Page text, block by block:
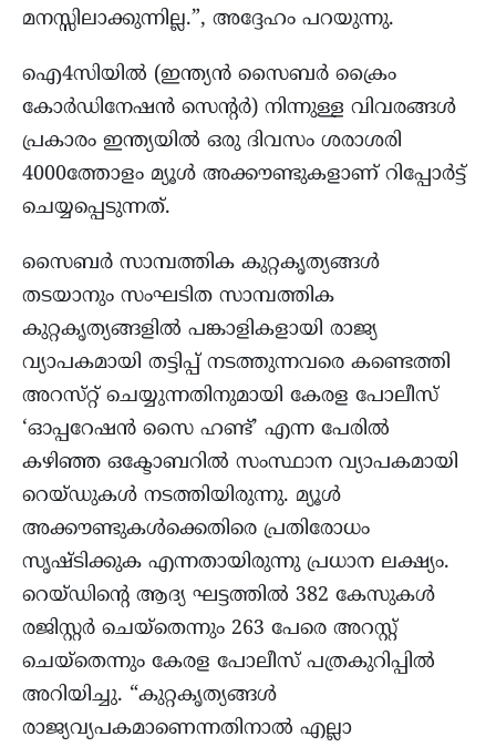
മനസ്സിലാക്കുന്നില്ല.”, അദ്ദേഹം പറയുന്നു.
ഐ4സിയിൽ (ഇന്ത്യൻ സൈബർ ക്രൈം
കോർഡിനേഷൻ സെന്റർ) നിന്നുള്ള വിവരങ്ങൾ
പ്രകാരം ഇന്ത്യയിൽ ഒരു ദിവസം ശരാശരി
4000ത്തോളം മ്യൂൾ അക്കൗണ്ടുകളാണ് റിപ്പോർട്ട്‌
ചെയ്യപ്പെടുന്നത്.
സൈബർ സാമ്പത്തിക കുറ്റകൃത്യങ്ങൾ
തടയാനും സംഘടിത സാമ്പത്തിക
കുറ്റകൃത്യങ്ങളിൽ പങ്കാളികളായി രാജ്യ
വ്യാപകമായി തട്ടിപ്പ് നടത്തുന്നവരെ കണ്ടെത്തി
അറസ്‌റ്റ് ചെയ്യുന്നതിനുമായി കേരള പോലീസ്
‘ഓപ്പറേഷൻ സൈ ഹണ്ട്’ എന്ന പേരിൽ
കഴിഞ്ഞ ഒക്ടോബറിൽ സംസ്ഥാന വ്യാപകമായി
റെയ്ഡുകൾ നടത്തിയിരുന്നു. മ്യൂൾ
അക്കൗണ്ടുകൾക്കെതിരെ പ്രതിരോധം
സൃഷ്ടിക്കുക എന്നതായിരുന്നു പ്രധാന ലക്ഷ്യം.
റെയ്ഡിന്റെ ആദ്യ ഘട്ടത്തിൽ 382 കേസുകൾ
രജിസ്റ്റർ ചെയ്‌തെന്നും 263 പേരെ അറസ്റ്റ്
ചെയ്‌തെന്നും കേരള പോലീസ് പത്രകുറിപ്പിൽ
അറിയിച്ചു. “കുറ്റകൃത്യങ്ങൾ
രാജ്യവ്യപകമാണെന്നതിനാൽ എല്ലാ